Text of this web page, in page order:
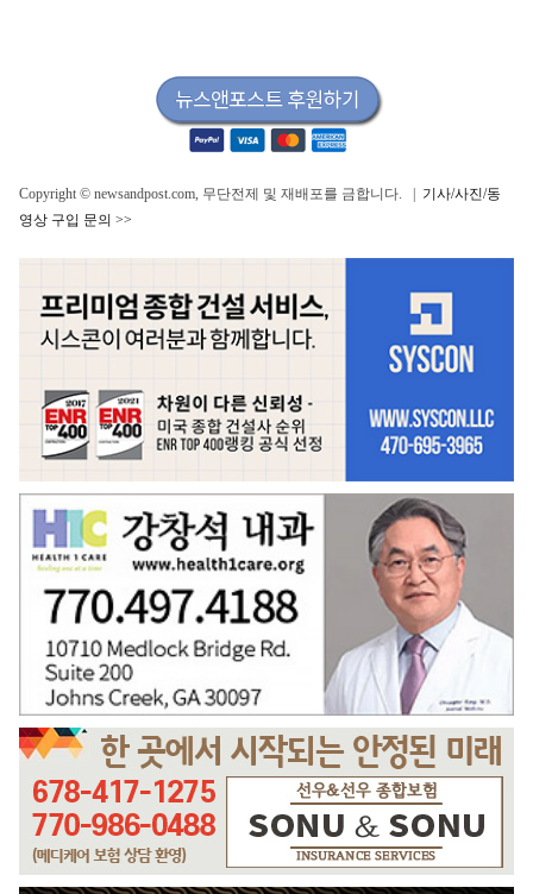
Copyright © newsandpost.com, 무단전제 및 재배포를 금합니다. | 기사/사진/동
영상 구입 문의 >>